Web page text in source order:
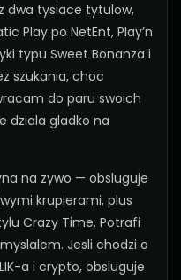
dwa tysiace tytulow,
Play po NetEnt, Play’n
typu Sweet Bonanza i
szukania, choc
do paru swoich
dziala gladko na
na zywo — obsluguje
krupierami, plus
Crazy Time. Potrafi
Jesli chodzi o
a i crypto, obsluguje